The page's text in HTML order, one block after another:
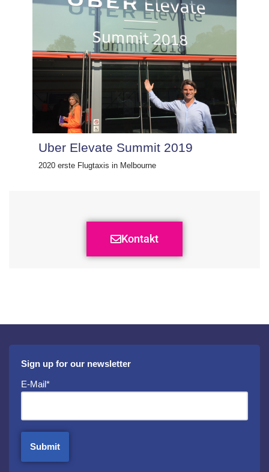
Uber Elevate Summit 2019
2020 erste Flugtaxis in Melbourne
Kontakt
Sign up for our newsletter
E-Mail*